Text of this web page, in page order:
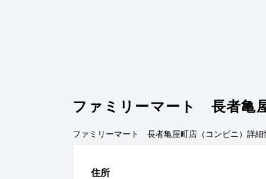
ファミリーマート 長者亀
ファミリーマート 長者亀屋町店（コンビニ） 詳細
住所